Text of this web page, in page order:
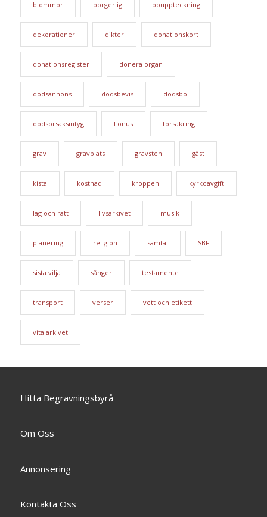
blommor borgerlig bouppteckning
dekorationer dikter donationskort
donationsregister donera organ
dödsannons dödsbevis dödsbo
dödsorsaksintyg Fonus försäkring
grav gravplats gravsten gäst
kista kostnad kroppen kyrkoavgift
lag och rätt livsarkivet musik
planering religion samtal SBF
sista vilja sånger testamente
transport verser vett och etikett
vita arkivet
Hitta Begravningsbyrå
Om Oss
Annonsering
Kontakta Oss